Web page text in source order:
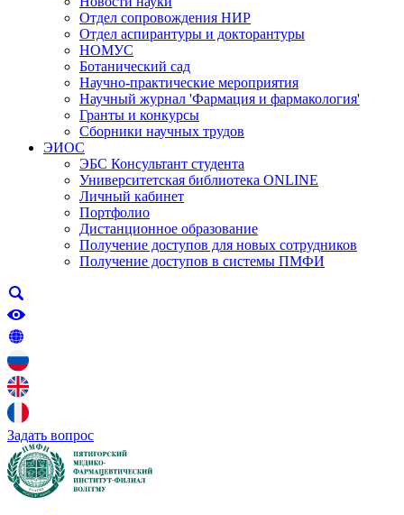
Отдел сопровождения НИР
Отдел аспирантуры и докторантуры
НОМУС
Ботанический сад
Научно-практические мероприятия
Научный журнал 'Фармация и фармакология'
Гранты и конкурсы
Сборники научных трудов
ЭИОС
ЭБС Консультант студента
Университетская библиотека ONLINE
Личный кабинет
Портфолио
Дистанционное образование
Получение доступов для новых сотрудников
Получение доступов в системы ПМФИ
Задать вопрос